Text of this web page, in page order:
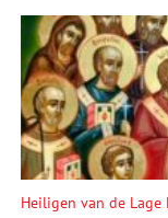
Heiligen van de